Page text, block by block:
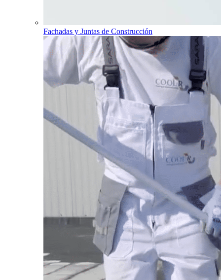
Fachadas y Juntas de Construcción